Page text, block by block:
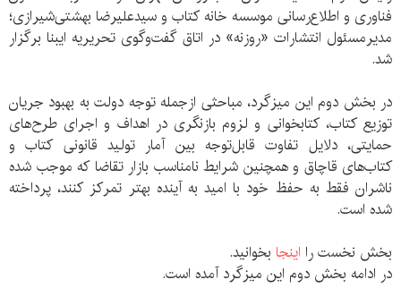
فناوری و اطلاع‌رسانی موسسه خانه کتاب و سید‌علیرضا بهشتی‌شیرازی؛
مدیرمسئول انتشارات «روزنه» در اتاق گفت‌وگوی تحریریه ایبنا برگزار
شد.
در بخش دوم این میزگرد، مباحثی از‌جمله توجه دولت به بهبود جریان
توزیع کتاب، کتابخوانی و لزوم بازنگری در اهداف و اجرای طرح‌های
حمایتی، دلایل تفاوت قابل‌توجه بین آمار تولید قانونی کتاب و
کتاب‌های قاچاق و همچنین شرایط نامناسب بازار تقاضا که موجب شده
ناشران فقط به حفظ خود با امید به آینده بهتر تمرکز کنند، پرداخته
شده است.
بخش نخست را اینجا بخوانید.
در ادامه بخش دوم این میزگرد آمده است.